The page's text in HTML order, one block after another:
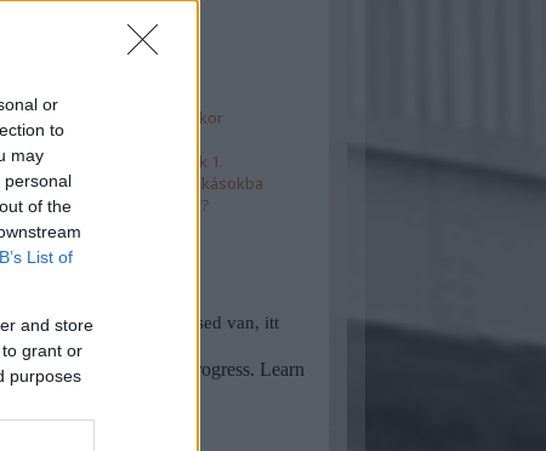
or
to
may
personal
of the
List of
and store
grant or
purposes
hibák fürdő tervezésekor
is, külön is - térelválasztók 1.
megoldások kislakásokba
- mire figyeljünk?